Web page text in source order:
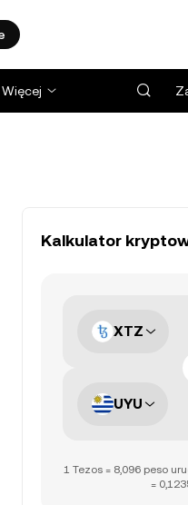
Więcej
Kalkulator
XTZ
UYU
1 Tezos = 8,096 peso
=